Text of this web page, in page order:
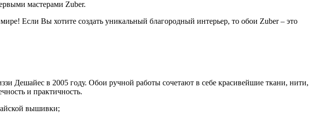
мастерами Zuber.
Если Вы хотите создать уникальный благородный интерьер, то обои Zuber – это
Дешайес в 2005 году. Обои ручной работы сочетают в себе красивейшие ткани, нити,
и практичность.
вышивки;